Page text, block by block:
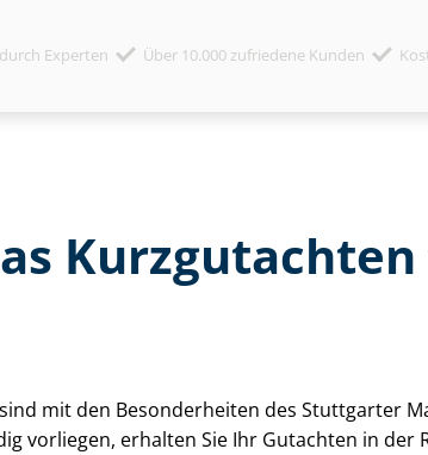
Experten Über 10.000 zufriedene Kunden
mit den Besonderheiten des Stuttgarter
vorliegen, erhalten Sie Ihr Gutachten in der